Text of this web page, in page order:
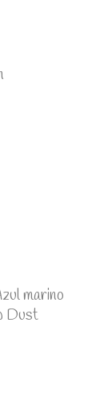
marino
Dust